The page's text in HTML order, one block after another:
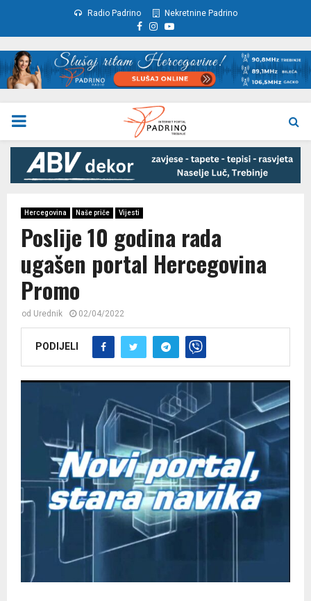
Radio Padrino Nekretnine Padrino
Facebook
Instagram
Youtube
PRIMARY
MENU
Hercegovina Naše priče Vijesti
Poslije 10 godina rada
ugašen portal Hercegovina
Promo
od Urednik 02/04/2022
PODIJELI